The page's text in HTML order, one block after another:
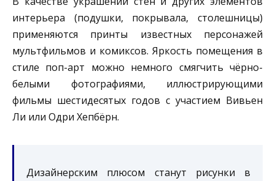
интерьера (подушки, покрывала, столешницы)
применяются принты известных персонажей
мультфильмов и комиксов. Яркость помещения в
стиле поп-арт можно немного смягчить чёрно-
белыми фотографиями, иллюстрирующими
фильмы шестидесятых годов с участием Вивьен
Ли или Одри Хепбёрн.
Дизайнерским плюсом станут рисунки в